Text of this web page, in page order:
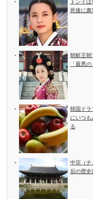
トンイ
死後に粛
朝鮮王朝
「最悪
韓国ドラ
にいつ
る
中宗（チ
后の歴史